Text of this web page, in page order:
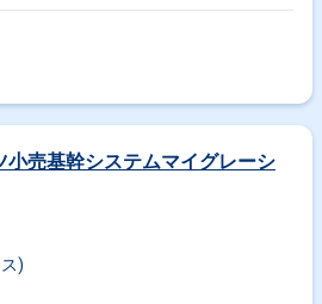
小売基幹システムマイグレーシ
)